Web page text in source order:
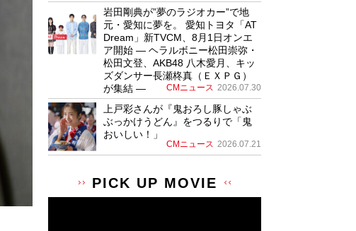
岩田剛典が”夢のラジオカー”で地
元・愛知に夢を。 愛知トヨタ「AT
Dream」新TVCM、8月1日オンエ
ア開始 ― ヘラルボニー松田崇弥・
松田文登、AKB48 八木愛月、キッ
ズダンサー長瀬柊真（ＥＸＰＧ）
が集結 ―
CMニュース 2026.07.30
上戸彩さんが『鬼おろし豚しゃぶ
ぶっかけうどん』をつるりで「鬼
おいしい！」
CMニュース 2026.07.21
PICK UP MOVIE